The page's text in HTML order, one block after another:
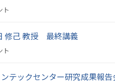
ト
修己 教授 最終講義
ト
テックセンター研究成果報